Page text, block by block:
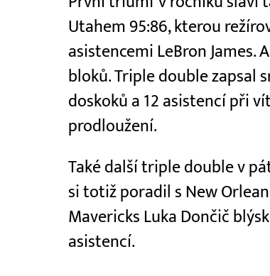
Utahem 95:86, kterou
asistencemi LeBron James.
bloků. Triple double zapsal
doskoků a 12 asistencí při
prodloužení.
Také další triple double v
si totiž poradil s New
Mavericks Luka Dončič
asistencí.